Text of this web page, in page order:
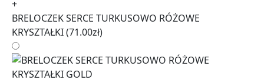
+
BRELOCZEK SERCE TURKUSOWO RÓŻOWE
KRYSZTAŁKI(71.00zł)